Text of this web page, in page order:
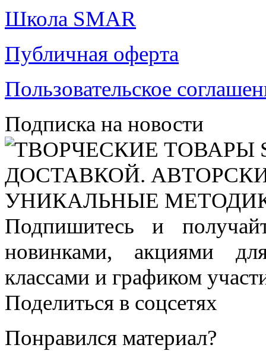
Школа SMAR
Публичная оферта
Пользовательское
Подписка на новости
Подпишитесь и
новинками, акциями
классами и графиком
Поделиться в соцсетях
Понравился материал?